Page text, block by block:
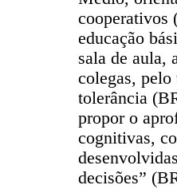
cooperativos
educação
sala de aula,
colegas,
tolerância
propor o
cognitivas,
decisões”